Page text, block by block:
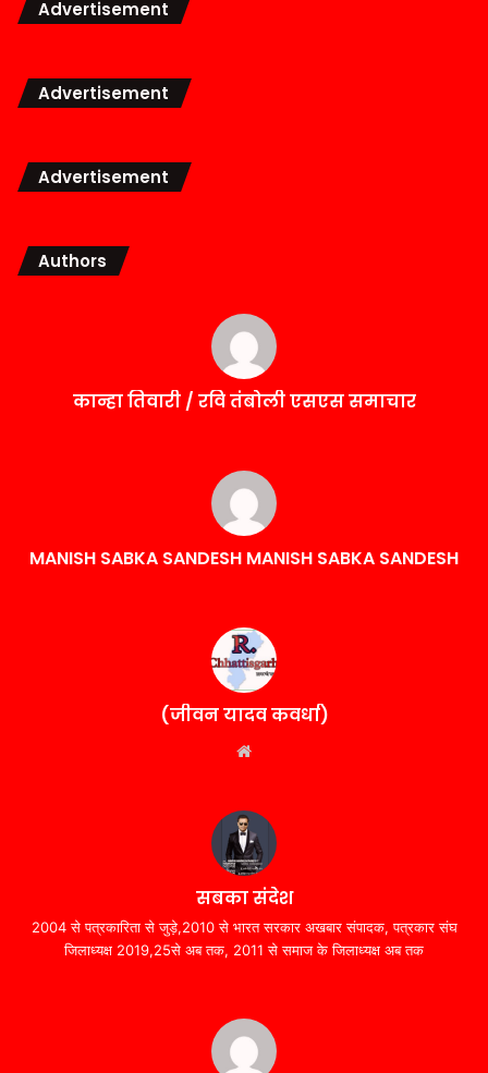
Advertisement
Advertisement
Advertisement
Authors
कान्हा तिवारी / रवि तंबोली एसएस समाचार
MANISH SABKA SANDESH MANISH SABKA SANDESH
(जीवन यादव कवर्धा)
सबका संदेश
2004 से पत्रकारिता से जुड़े,2010 से भारत सरकार अखबार संपादक, पत्रकार संघ
जिलाध्यक्ष 2019,25से अब तक, 2011 से समाज के जिलाध्यक्ष अब तक